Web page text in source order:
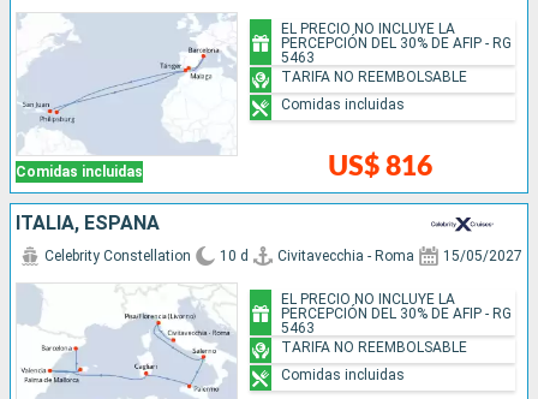
Comidas incluidas US$ 816
EL PRECIO NO INCLUYE LA
PERCEPCIÓN DEL 30% DE AFIP - RG
5463
TARIFA NO REEMBOLSABLE
Comidas incluidas
ITALIA, ESPAÑA
Celebrity Constellation 10 d Civitavecchia - Roma 15/05/2027
EL PRECIO NO INCLUYE LA
PERCEPCIÓN DEL 30% DE AFIP - RG
5463
TARIFA NO REEMBOLSABLE
Comidas incluidas